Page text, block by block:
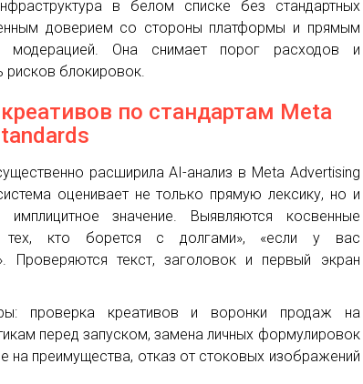
в белом списке без стандартных
доверием со стороны платформы и прямым
модерацией. Она снимает порог расходов и
рисков блокировок.
по стандартам Meta
расширила AI-анализ в Meta Advertising
оценивает не только прямую лексику, но и
значение. Выявляются косвенные
тех, кто борется с долгами», «если у вас
Проверяются текст, заголовок и первый экран
проверка креативов и воронки продаж на
перед запуском, замена личных формулировок
на преимущества, отказ от стоковых изображений